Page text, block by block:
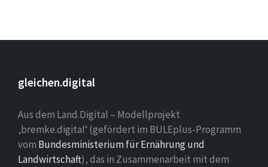
gleichen.digital
Aus dem Land.Digital – Modellprojekt
‚bremke.digital‘ (gefördert im BULEplus-Programm
vom Bundesministerium für Ernährung und
Landwirtschaft), das in Zusammenarbeit mit dem